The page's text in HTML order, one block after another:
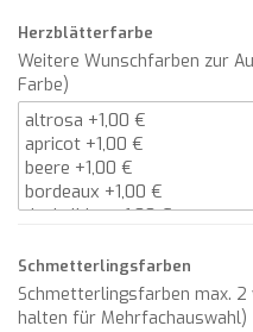
Herzblätterfarbe
Weitere Wunschfarben zur
Farbe)
Schmetterlingsfarben
Schmetterlingsfarben max.
halten für Mehrfachauswahl)